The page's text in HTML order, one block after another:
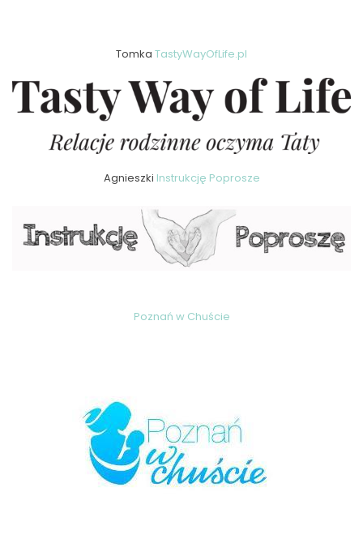
Tomka TastyWayOfLife.pl
Agnieszki Instrukcję Poprosze
Poznań w Chuście